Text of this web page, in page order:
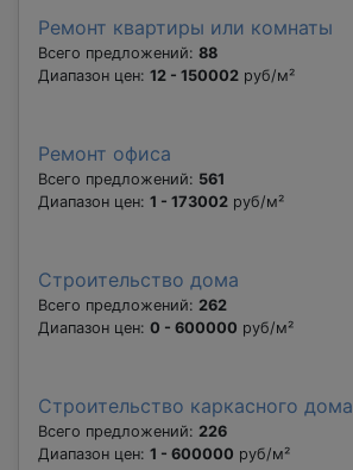
Ремонт квартиры или комнаты
Всего предложений: 88
Диапазон цен: 12 - 150002 руб/м²
Ремонт офиса
Всего предложений: 561
Диапазон цен: 1 - 173002 руб/м²
Строительство дома
Всего предложений: 262
Диапазон цен: 0 - 600000 руб/м²
Строительство каркасного дома
Всего предложений: 226
Диапазон цен: 1 - 600000 руб/м²